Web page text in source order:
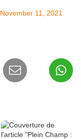
November 11, 2021